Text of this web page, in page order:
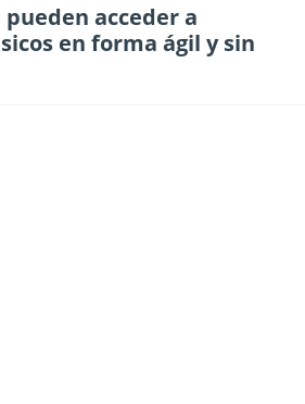
acceder a
en forma ágil y sin